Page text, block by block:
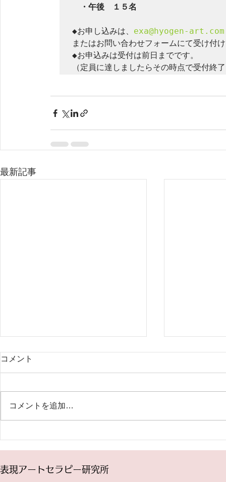
・午後　１５名
◆お申し込みは、 exa@hyogen-art.com
またはお問い合わせフォームにて受け付
◆お申込みは受付は前日までです。
最新記事
2024年7月～ファシリテータ
2024年度のトレーニングコース
は7月から始まります。 トレーニ
ファシリテーター養成プログラム
ッフの福利厚生のために授業料を
5月18日(土
ら、どんな
コメント
コメントを追加…
表現アートセラピー研究所